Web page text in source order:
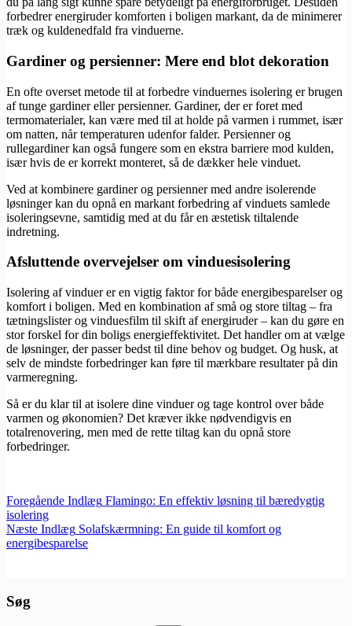
forbedrer energiruder komforten i boligen markant, da de minimerer
træk og kuldenedfald fra vinduerne.
Gardiner og persienner: Mere end blot dekoration
En ofte overset metode til at forbedre vinduernes isolering er brugen
af tunge gardiner eller persienner. Gardiner, der er foret med
termomaterialer, kan være med til at holde på varmen i rummet, især
om natten, når temperaturen udenfor falder. Persienner og
rullegardiner kan også fungere som en ekstra barriere mod kulden,
især hvis de er korrekt monteret, så de dækker hele vinduet.
Ved at kombinere gardiner og persienner med andre isolerende
løsninger kan du opnå en markant forbedring af vinduets samlede
isoleringsevne, samtidig med at du får en æstetisk tiltalende
indretning.
Afsluttende overvejelser om vinduesisolering
Isolering af vinduer er en vigtig faktor for både energibesparelser og
komfort i boligen. Med en kombination af små og store tiltag – fra
tætningslister og vinduesfilm til skift af energiruder – kan du gøre en
stor forskel for din boligs energieffektivitet. Det handler om at vælge
de løsninger, der passer bedst til dine behov og budget. Og husk, at
selv de mindste forbedringer kan føre til mærkbare resultater på din
varmeregning.
Så er du klar til at isolere dine vinduer og tage kontrol over både
varmen og økonomien? Det kræver ikke nødvendigvis en
totalrenovering, men med de rette tiltag kan du opnå store
forbedringer.
Foregående Indlæg Flamingo: En effektiv løsning til bæredygtig
isolering
Næste Indlæg Solafskærmning: En guide til komfort og
energibesparelse
Søg